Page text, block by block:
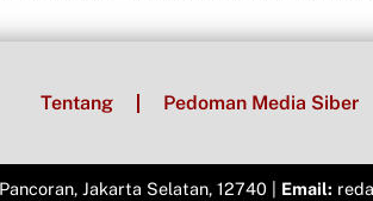
Tentang Pedoman Media Siber
Jakarta Selatan, 12740 | Email: